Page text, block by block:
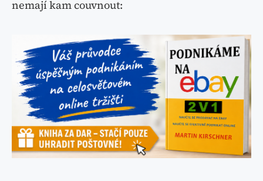
nemají kam couvnout: